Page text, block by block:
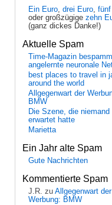
Ein Euro, drei Euro,
oder großzügige zehn
(ganz dickes Danke!)
Aktuelle Spam
Time-Magazin
angelernte neuronale
best places to travel in
around the world
Allgegenwart der
BMW
Die Szene, die niemand
erwartet hatte
Marietta
Ein Jahr alte Spam
Gute Nachrichten
Kommentierte Spam
J.R. zu Allgegenwart der
Werbung: BMW